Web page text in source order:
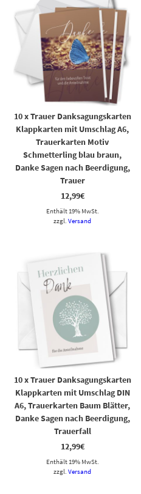
10 x Trauer Danksagungskarten
Klappkarten mit Umschlag A6,
Trauerkarten Motiv
Schmetterling blau braun,
Danke Sagen nach Beerdigung,
Trauer
12,99€
Enthält 19% MwSt.
zzgl.Versand
10 x Trauer Danksagungskarten
Klappkarten mit Umschlag DIN
A6, Trauerkarten Baum Blätter,
Danke Sagen nach Beerdigung,
Trauerfall
12,99€
Enthält 19% MwSt.
zzgl.Versand